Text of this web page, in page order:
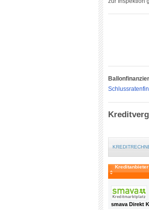
Kreditanbieter
smava Direkt